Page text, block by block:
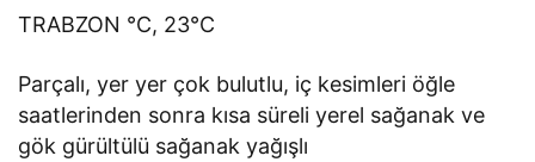
TRABZON °C, 23°C
Parçalı, yer yer çok bulutlu, iç kesimleri öğle
saatlerinden sonra kısa süreli yerel sağanak ve
gök gürültülü sağanak yağışlı